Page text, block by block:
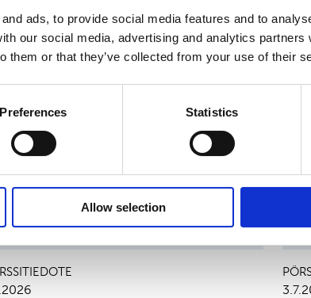
ads, to provide social media features and to
our social media, advertising and analytics partners
them or that they’ve collected from your use of their
Preferences Statistics
Allow selection
NEWS